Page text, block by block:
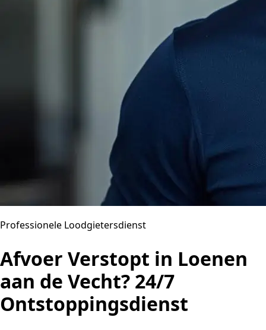
Professionele Loodgietersdienst
Afvoer Verstopt in Loenen
aan de Vecht? 24/7
Ontstoppingsdienst